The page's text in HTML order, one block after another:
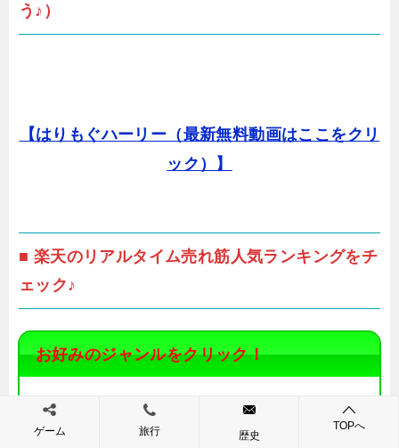
う♪）
【はりもぐハーリー（最新無料動画はここをクリ
ック）】
■ 楽天のリアルタイム売れ筋人気ランキングをチ
ェック♪
お好みのジャンルをクリック！
総合ランキング ふるさと納税
レディースファッション メンズファッション
ゲーム 旅行 歴史
TOPへ